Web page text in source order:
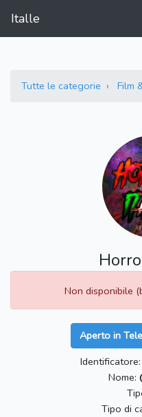
Italle
Tutte le categorie Film
Non disponibile
Aperto in
Identificatore:
Nome:
Tipo di